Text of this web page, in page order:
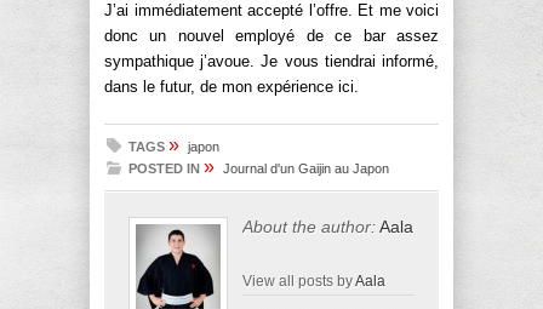
J’ai immédiatement accepté l’offre. Et me voici
donc un nouvel employé de ce bar assez
sympathique j’avoue. Je vous tiendrai informé,
dans le futur, de mon expérience ici.
TAGS » japon
POSTED IN » Journal d'un Gaijin au Japon
About the author:Aala
View all posts byAala